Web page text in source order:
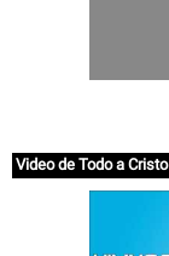
Video de Todo a Cristo